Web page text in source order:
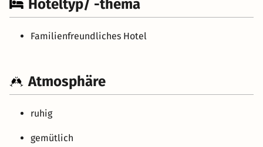
Hoteltyp/ -thema
Familienfreundliches Hotel
Atmosphäre
ruhig
gemütlich